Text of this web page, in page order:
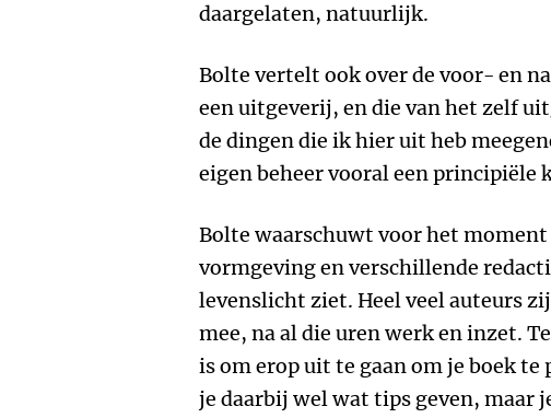
daargelaten, natuurlijk.
Bolte vertelt ook over de voor- en
een uitgeverij, en die van het zelf
de dingen die ik hier uit heb
eigen beheer vooral een principiële
Bolte waarschuwt voor het moment
vormgeving en verschillende
levenslicht ziet. Heel veel auteurs
mee, na al die uren werk en inzet.
is om erop uit te gaan om je boek
je daarbij wel wat tips geven, maar